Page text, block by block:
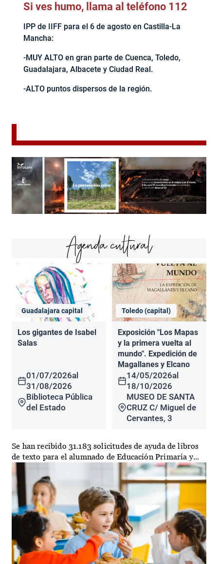
Si ves humo, llama al teléfono 112
IPP de IIFF para el 6 de agosto en Castilla-La
Mancha:
-MUY ALTO en gran parte de Cuenca, Toledo,
Guadalajara, Albacete y Ciudad Real.
-ALTO puntos dispersos de la región.
Agenda cultural
Guadalajara capital
Los gigantes de Isabel
Salas
01/07/2026al
31/08/2026
Biblioteca Pública
del Estado
Toledo (capital)
Exposición "Los Mapas
y la primera vuelta al
mundo". Expedición de
Magallanes y Elcano
14/05/2026al
18/10/2026
MUSEO DE SANTA
CRUZ C/ Miguel de
Cervantes, 3
Se han recibido 31.183 solicitudes de ayuda de libros
de texto para el alumnado de Educación Primaria y...